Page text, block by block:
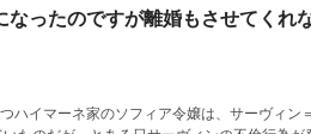
なったのですが離婚もさせてくれ
イマーネ家のソフィア令嬢は、サーヴィン